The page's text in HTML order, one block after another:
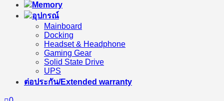
Memory
อุปกรณ์
Mainboard
Docking
Headset & Headphone
Gaming Gear
Solid State Drive
UPS
ต่อประกัน/Extended warranty